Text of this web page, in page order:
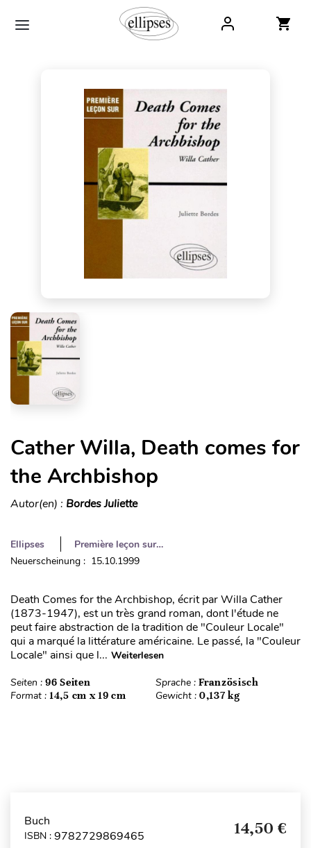
Cather Willa, Death comes for
the Archbishop
Autor(en) : Bordes Juliette
Ellipses
Première leçon sur…
Neuerscheinung : 15.10.1999
Death Comes for the Archbishop, écrit par Willa Cather
(1873-1947), est un très grand roman, dont l'étude ne
peut faire abstraction de la tradition de "Couleur Locale"
qui a marqué la littérature américaine. Le passé, la "Couleur
Locale" ainsi que l... Weiterlesen
Seiten : 96 Seiten Sprache : Französisch
Format : 14,5 cm x 19 cm Gewicht : 0,137 kg
Buch
ISBN : 9782729869465 14,50 €